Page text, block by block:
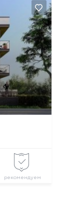
рекомендуем